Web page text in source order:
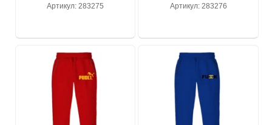
Артикул: 283275 Артикул: 283276